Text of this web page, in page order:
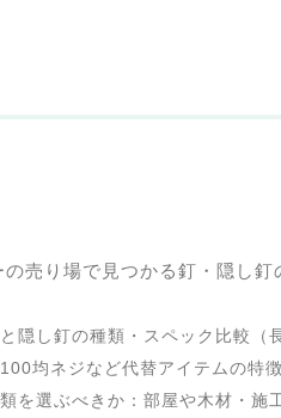
の売り場で見つかる釘・隠し
隠し釘の種類・スペック比較（
均ネジなど代替アイテムの特
を選ぶべきか：部屋や木材・施